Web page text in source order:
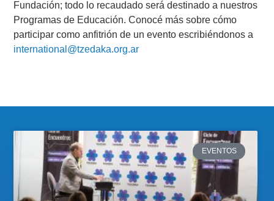
Fundación; todo lo recaudado será destinado a nuestros
Programas de Educación. Conocé más sobre cómo
participar como anfitrión de un evento escribiéndonos a
international@tzedaka.org.ar
EVENTOS